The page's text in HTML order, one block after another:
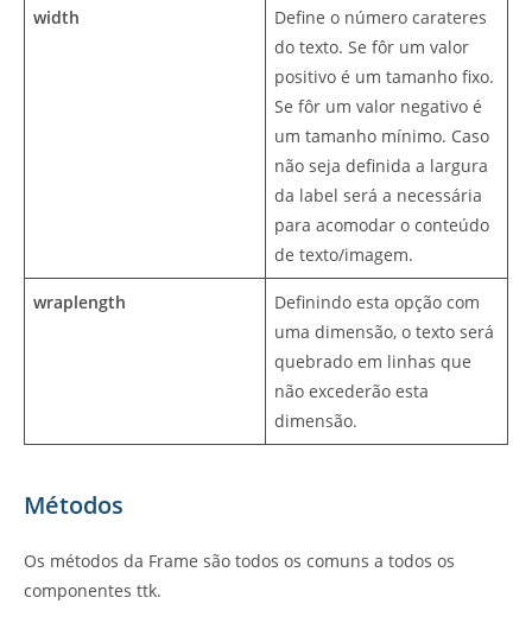
width
Define o número carateres
do texto. Se fôr um valor
positivo é um tamanho fixo.
Se fôr um valor negativo é
um tamanho mínimo. Caso
não seja definida a largura
da label será a necessária
para acomodar o conteúdo
de texto/imagem.
wraplength
Definindo esta opção com
uma dimensão, o texto será
quebrado em linhas que
não excederão esta
dimensão.
Métodos
Os métodos da Frame são todos os comuns a todos os
componentes ttk.